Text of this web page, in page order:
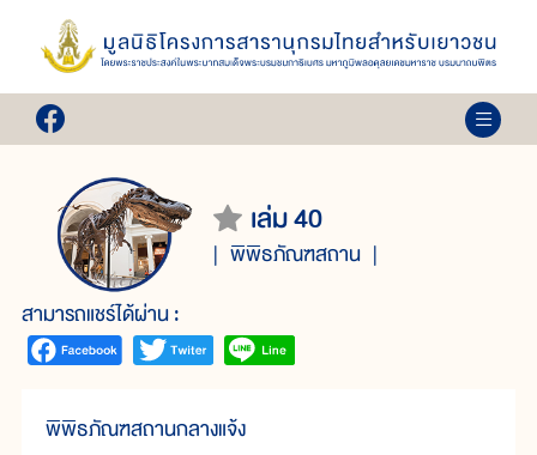
เล่ม 40
พิพิธภัณฑสถาน
สามารถแชร์ได้ผ่าน :
พิพิธภัณฑสถานกลางแจ้ง